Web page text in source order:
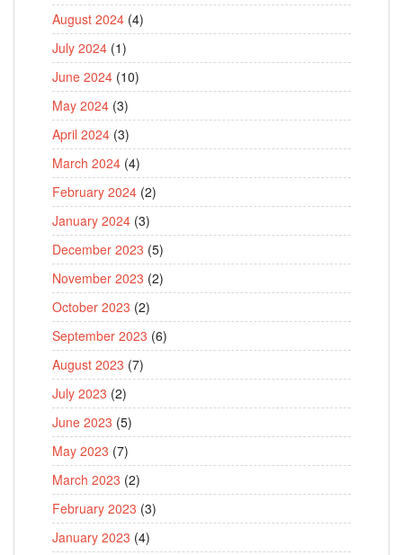
August 2024 (4)
July 2024 (1)
June 2024 (10)
May 2024 (3)
April 2024 (3)
March 2024 (4)
February 2024 (2)
January 2024 (3)
December 2023 (5)
November 2023 (2)
October 2023 (2)
September 2023 (6)
August 2023 (7)
July 2023 (2)
June 2023 (5)
May 2023 (7)
March 2023 (2)
February 2023 (3)
January 2023 (4)